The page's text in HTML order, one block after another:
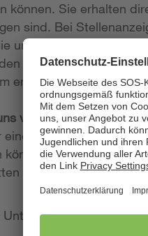
können. Sie erhalten
sind. Bei
uns Ihre Unterlagen
Stellenanzeige
entgegen.
von Ihrer Bewerbung
einen möglichst
können, legen wir
wir Sie, von
Unterlagen sollte Ihre